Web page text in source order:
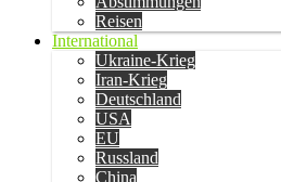
Reisen
International
Ukraine-Krieg
Iran-Krieg
Deutschland
USA
EU
Russland
China